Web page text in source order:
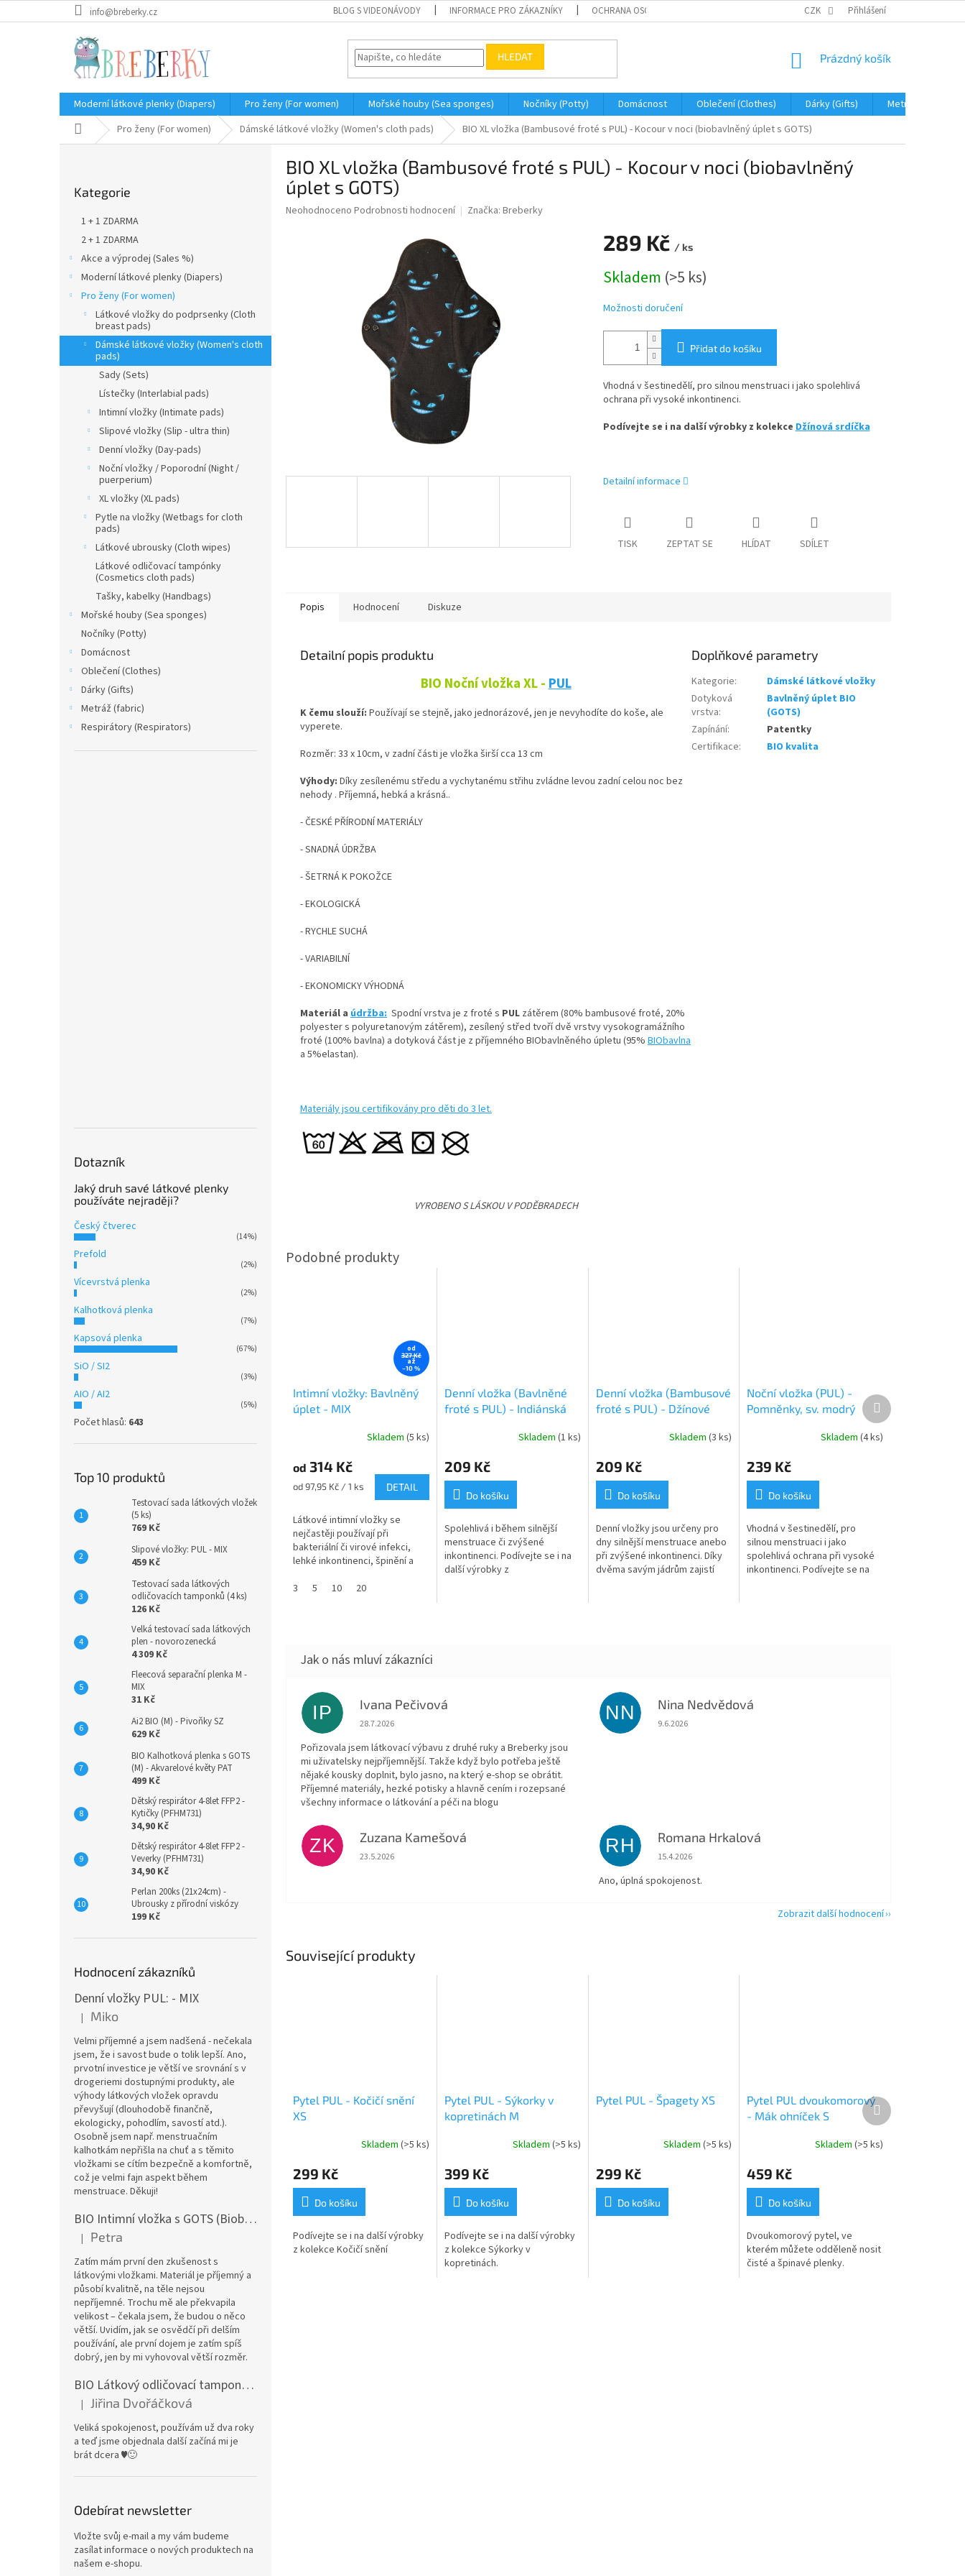
na
info@breberky.cz BLOG S VIDEONÁVODY INFORMACE PRO ZÁKAZNÍKY OCHRANA OSOBNÍCH ÚDAJŮ JAK NA REKLAMACI A VRÁCENÍ ZBOŽÍ
CZK Přihlášení
HLEDAT
NÁKUPNÍ
Prázdný košík
Moderní látkové plenky (Diapers) Pro ženy (For women) Mořské houby (Sea sponges) Nočníky (Potty) Domácnost Oblečení (Clothes) Dárky (Gifts)
Metráž (fabric)
Domů Pro ženy (For women) Dámské látkové vložky (Women's cloth pads) BIO XL vložka (Bambusové froté s PUL) - Kocour v noci (biobavlněný úplet s GOTS)
e
kategorie
Kategorie
1 + 1 ZDARMA
2 + 1 ZDARMA
Akce a výprodej (Sales %)
Moderní látkové plenky (Diapers)
Pro ženy (For women)
Látkové vložky do podprsenky (Cloth
breast pads)
Dámské látkové vložky (Women's cloth
pads)
Sady (Sets)
Lístečky (Interlabial pads)
Intimní vložky (Intimate pads)
Slipové vložky (Slip - ultra thin)
Denní vložky (Day-pads)
Noční vložky / Poporodní (Night /
puerperium)
XL vložky (XL pads)
Pytle na vložky (Wetbags for cloth
pads)
Látkové ubrousky (Cloth wipes)
Látkové odličovací tampónky
(Cosmetics cloth pads)
Tašky, kabelky (Handbags)
Mořské houby (Sea sponges)
Nočníky (Potty)
Domácnost
Oblečení (Clothes)
Dárky (Gifts)
Metráž (fabric)
Respirátory (Respirators)
Dotazník
Jaký druh savé látkové plenky
používáte nejraději?
Český čtverec
(14%)
Prefold
(2%)
Vícevrstvá plenka
(2%)
Kalhotková plenka
(7%)
Kapsová plenka
(67%)
SiO / SI2
(3%)
AIO / AI2
(5%)
Počet hlasů: 643
Top 10 produktů
Testovací sada látkových vložek
(5 ks)
769 Kč
Slipové vložky: PUL - MIX
459 Kč
Testovací sada látkových
odličovacích tamponků (4 ks)
126 Kč
Velká testovací sada látkových
plen - novorozenecká
4 309 Kč
Fleecová separační plenka M -
MIX
31 Kč
Ai2 BIO (M) - Pivoňky SZ
629 Kč
BIO Kalhotková plenka s GOTS
(M) - Akvarelové květy PAT
499 Kč
Dětský respirátor 4-8let FFP2 -
Kytičky (PFHM731)
34,90 Kč
Dětský respirátor 4-8let FFP2 -
Veverky (PFHM731)
34,90 Kč
Perlan 200ks (21x24cm) -
Ubrousky z přírodní viskózy
199 Kč
Hodnocení zákazníků
Denní vložky PUL: - MIX
Hodnocení produktu je 5 z 5 hvězdiček.
| Miko
Velmi příjemné a jsem nadšená - nečekala
jsem, že i savost bude o tolik lepší. Ano,
prvotní investice je větší ve srovnání s v
drogeriemi dostupnými produkty, ale
výhody látkových vložek opravdu
převyšují (dlouhodobě finančně,
ekologicky, pohodlím, savostí atd.).
Osobně jsem např. menstruačním
kalhotkám nepřišla na chuť a s těmito
vložkami se cítím bezpečně a komfortně,
což je velmi fajn aspekt během
menstruace. Děkuji!
BIO Intimní vložka s GOTS (Biobavlněný úplet) - Malované pivoňky v hořčicové
Hodnocení produktu je 5 z 5 hvězdiček.
| Petra
Zatím mám první den zkušenost s
látkovými vložkami. Materiál je příjemný a
působí kvalitně, na těle nejsou
nepříjemné. Trochu mě ale překvapila
velikost – čekala jsem, že budou o něco
větší. Uvidím, jak se osvědčí při delším
používání, ale první dojem je zatím spíš
dobrý, jen by mi vyhovoval větší rozměr.
BIO Látkový odličovací tamponek: Barevné bambusovo-biobavlněné froté
Hodnocení produktu je 5 z 5 hvězdiček.
| Jiřina Dvořáčková
Veliká spokojenost, používám už dva roky
a teď jsme objednala další začíná mi je
brát dcera ♥️🙂
Odebírat newsletter
Vložte svůj e-mail a my vám budeme
zasílat informace o nových produktech na
našem e-shopu.
BIO XL vložka (Bambusové froté s PUL) - Kocour v noci (biobavlněný
úplet s GOTS)
Průměrné
Neohodnoceno Podrobnosti hodnocení Značka: Breberky
289 Kč / ks
cena:
Skladem (>5 ks)
Možnosti doručení
Přidat do košíku
Vhodná v šestinedělí, pro silnou menstruaci i jako spolehlivá
ochrana při vysoké inkontinenci.
Podívejte se i na další výrobky z kolekceDžínová srdíčka
Detailní informace
TISK ZEPTAT SE HLÍDAT SDÍLET
Související produkty
Pytel PUL - Kočičí snění
XS
Skladem (>5 ks)
299 Kč
Do košíku
Podívejte se i na další výrobky
z kolekce Kočičí snění
Pytel PUL - Sýkorky v
kopretinách M
Skladem (>5 ks)
399 Kč
Do košíku
Podívejte se i na další výrobky
z kolekce Sýkorky v
kopretinách.
Pytel PUL - Špagety XS
Skladem(>5 ks)
299 Kč
Do košíku
Pytel PUL dvoukomorový
- Mák ohníček S
Skladem (>5 ks)
459 Kč
Do košíku
Dvoukomorový pytel, ve
kterém můžete odděleně nosit
čisté a špinavé plenky.
Další
produkt
Popis Hodnocení Diskuze
Detailní popis produktu
BIO Noční vložka XL - PUL
K čemu slouží: Používají se stejně, jako jednorázové, jen je nevyhodíte do koše, ale
vyperete.
Rozměr: 33 x 10cm, v zadní části je vložka širší cca 13 cm
Výhody: Díky zesílenému středu a vychytanému střihu zvládne levou zadní celou noc bez
nehody . Příjemná, hebká a krásná..
- ČESKÉ PŘÍRODNÍ MATERIÁLY
- SNADNÁ ÚDRŽBA
- ŠETRNÁ K POKOŽCE
- EKOLOGICKÁ
- RYCHLE SUCHÁ
- VARIABILNÍ
- EKONOMICKY VÝHODNÁ
Materiál a údržba: Spodní vrstva je z froté s PUL zátěrem (80% bambusové froté, 20%
polyester s polyuretanovým zátěrem), zesílený střed tvoří dvě vrstvy vysokogramážního
froté (100% bavlna) a dotyková část je z příjemného BIObavlněného úpletu (95% BIObavlna
a 5%elastan).
Materiály jsou certifikovány pro děti do 3 let.
VYROBENO S LÁSKOU V PODĚBRADECH
Doplňkové parametry
Kategorie:
Dámské látkové vložky
Dotyková
vrstva:
Bavlněný úplet BIO
(GOTS)
Zapínání:
Patentky
Certifikace: BIO kvalita
od
327 Kč
až
–10 %
Intimní vložky: Bavlněný
úplet - MIX
produktu
4,8
5
hvězdiček.
Skladem (5 ks)
od 314 Kč
Měrná
od 97,95 Kč / 1 ks DETAIL
Látkové intimní vložky se
nejčastěji používají při
bakteriální či virové infekci,
lehké inkontinenci, špinění a
oblíbené jsou také u
3 5 10 20
Denní vložka (Bavlněné
froté s PUL) - Indiánská
Skladem (1 ks)
209 Kč
Do košíku
Spolehlivá i během silnější
menstruace či zvýšené
inkontinenci. Podívejte se i na
další výrobky z
Denní vložka (Bambusové
froté s PUL) - Džínové
Skladem(3 ks)
209 Kč
Do košíku
Denní vložky jsou určeny pro
dny silnější menstruace anebo
při zvýšené inkontinenci. Díky
dvěma savým jádrům zajistí
Noční vložka (PUL) -
Pomněnky, sv. modrý
Skladem (4 ks)
239 Kč
Do košíku
Vhodná v šestinedělí, pro
silnou menstruaci i jako
spolehlivá ochrana při vysoké
inkontinenci. Podívejte se na
Další
produkt
IP Ivana Pečivová
Hodnocení obchodu je 5 z 5 hvězdiček.
28.7.2026
Pořizovala jsem látkovací výbavu z druhé ruky a Breberky jsou
mi uživatelsky nejpříjemnější. Takže když bylo potřeba ještě
nějaké kousky doplnit, bylo jasno, na který e-shop se obrátit.
Příjemné materiály, hezké potisky a hlavně cením i rozepsané
všechny informace o látkování a péči na blogu
NN Nina Nedvědová
Hodnocení obchodu je 5 z 5 hvězdiček.
9.6.2026
ZK Zuzana Kamešová
Hodnocení obchodu je 5 z 5 hvězdiček.
23.5.2026
RH Romana Hrkalová
Hodnocení obchodu je 5 z 5 hvězdiček.
15.4.2026
Ano, úplná spokojenost.
Zobrazit další hodnocení